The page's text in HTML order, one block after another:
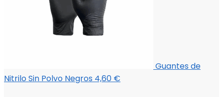
Guantes de
Nitrilo Sin Polvo Negros 4,60 €